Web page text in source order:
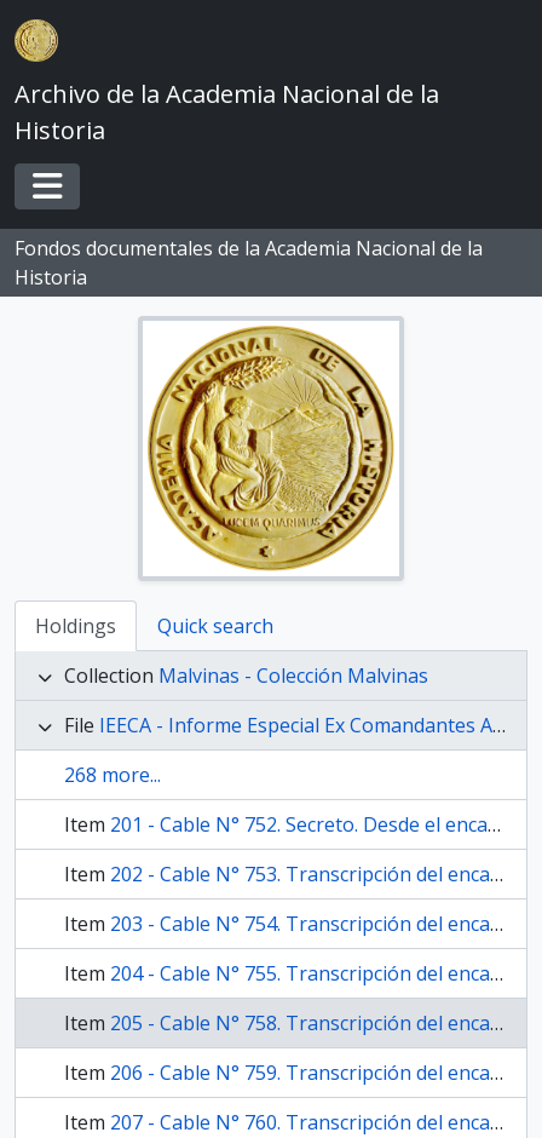
Skip to main content
Archivo de la Academia Nacional de la
Historia
Toggle navigation
Fondos documentales de la Academia Nacional de la
Historia
Holdings
Quick search
Collection Malvinas - Colección Malvinas
File IEECA - Informe Especial Ex Comandantes Anexos
268 more...
Item 201 - Cable N° 752. Secreto. Desde el encargado de negocios en Gran Bretaña [Atilio Molteni] para el Ministro de Relaciones Exteriores y Culto [Nicanor Costa Méndez] y el Subsecretario de Relaciones Exteriores [Enrique Jorge Ros] informando tratamiento periodístico británico de la cuestión en Georgias del Sur y brindando su parecer sobre el curso de la política de Gran Bretaña al respecto.
Item 202 - Cable N° 753. Transcripción del encargado de negocios en Gran Bretaña [Atilio Molteni] para el Ministerio de Relaciones Exteriores y Culto de editorial periodística titulada «Scrapping of a scrap-heap» (The Guardian).
Item 203 - Cable N° 754. Transcripción del encargado de negocios en Gran Bretaña [Atilio Molteni] para el Ministerio de Relaciones Exteriores y Culto del debate parlamentario en la Cámara de los Lores respecto del incidente en Georgias del Sur.
Item 204 - Cable N° 755. Transcripción del encargado de negocios en Gran Bretaña [Atilio Molteni] para el Ministerio de Relaciones Exteriores y Culto del debate parlamentario en la Cámara de los Comunes respecto del incidente en Georgias del Sur.
Item 205 - Cable N° 758. Transcripción del encargado de negocios en Gran Bretaña [Atilio Molteni] para el Ministerio de Relaciones Exteriores y Culto de dos artículos periodísticos: «British sub on the move» (sin fuente) y «Atom sub alert for Falklands» (The Daily Telegraph). También se transcribe un titular más sin su cuerpo.
Item 206 - Cable N° 759. Transcripción del encargado de negocios en Gran Bretaña [Atilio Molteni] para el Ministerio de Relaciones Exteriores y Culto de editorial: «Sabre rattling in Buenos Aires» (Financial Times).
Item 207 - Cable N° 760. Transcripción del encargado de negocios en Gran Bretaña [Atilio Molteni] para el Ministerio de Relaciones Exteriores y Culto de artículo periodístico titulado: «Navy on alert as Falklands anxiety grows» (The Guardian). También se transcriben sólo los siguientes titulares: «Carrington firm on Falklands row» (Financial Times), «Government caught napping over Falkland island crisis» (Financial Times) y se refiere a una noticia relacionada aparecida en Herald Tribune, sin especificar su título.